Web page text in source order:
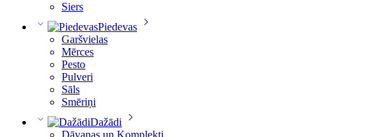
Siers
Piedevas
Garšvielas
Mērces
Pesto
Pulveri
Sāls
Smēriņi
Dažādi